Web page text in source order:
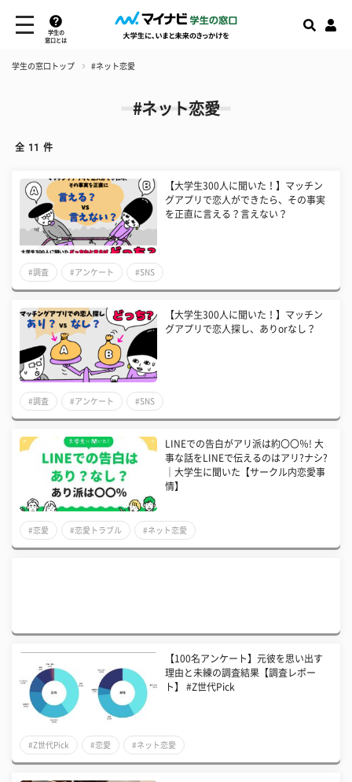
学生の
窓口とは
学生の窓口トップ #ネット恋愛
#ネット恋愛
全 11 件
【大学生300人に聞いた！】マッチン
グアプリで恋人ができたら、その事実
を正直に言える？言えない？
#調査 #アンケート #SNS
【大学生300人に聞いた！】マッチン
グアプリで恋人探し、ありorなし？
#調査 #アンケート #SNS
LINEでの告白がアリ派は約〇〇％! 大
事な話をLINEで伝えるのはアリ?ナシ?
｜大学生に聞いた【サークル内恋愛事
情】
#恋愛 #恋愛トラブル #ネット恋愛
【100名アンケート】元彼を思い出す
理由と未練の調査結果【調査レポー
ト】 #Z世代Pick
#Z世代Pick #恋愛 #ネット恋愛